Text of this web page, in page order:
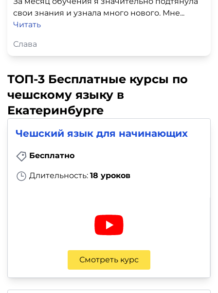
свои знания и узнала много нового. Мне...
Читать
Слава
ТОП-3 Бесплатные курсы по
чешскому языку в
Екатеринбурге
Чешский язык для начинающих
Бесплатно
Длительность: 18 уроков
Смотреть курс